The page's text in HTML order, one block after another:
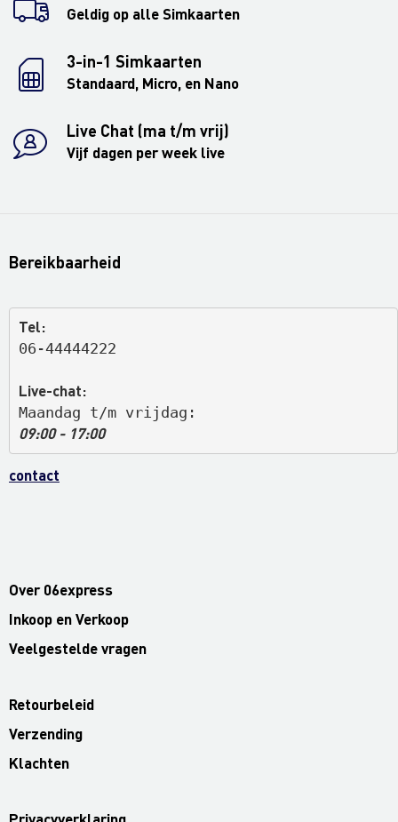
Geldig op alle Simkaarten
3-in-1 Simkaarten
Standaard, Micro, en Nano
Live Chat (ma t/m vrij)
Vijf dagen per week live
Bereikbaarheid
Tel:
06-44444222
Live-chat:
Maandag t/m vrijdag:
09:00 - 17:00
contact
Over 06express
Inkoop en Verkoop
Veelgestelde vragen
Retourbeleid
Verzending
Klachten